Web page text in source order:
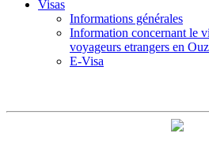
Visas
Informations générales
Information concernant le
voyageurs etrangers en
E-Visa